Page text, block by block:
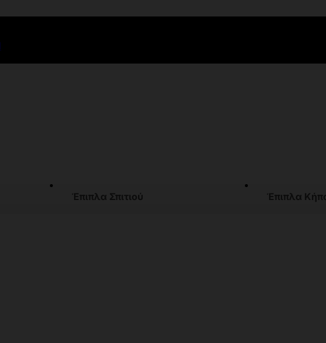
Έπιπλα Σπιτιού Έπιπλα